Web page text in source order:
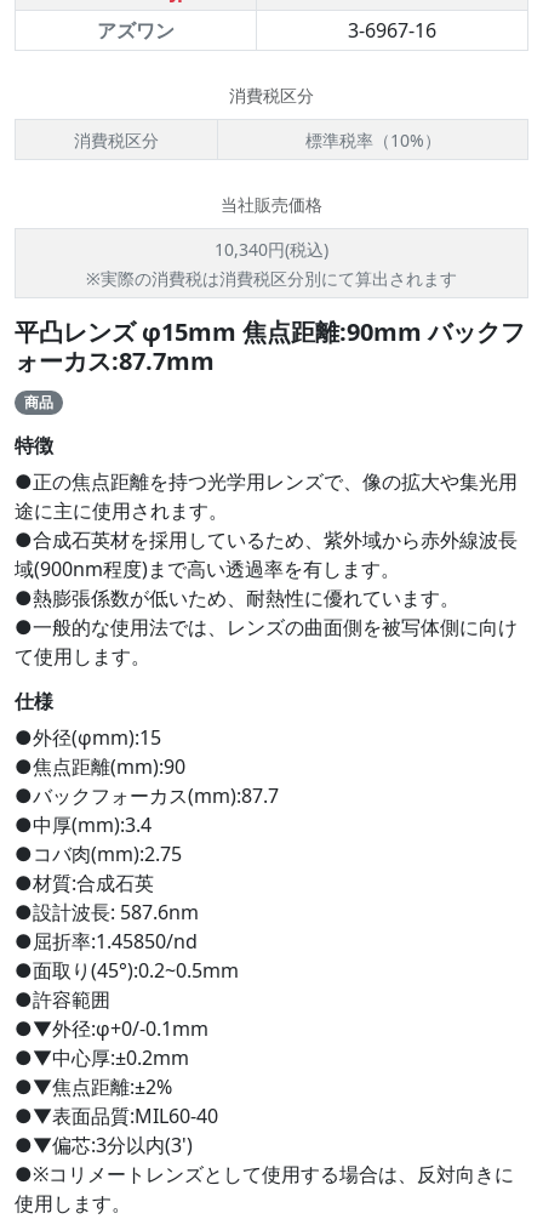
アズワン
3-6967-16
消費税区分
消費税区分
標準税率（10%）
当社販売価格
10,340円(税込)
※実際の消費税は消費税区分別にて算出されます
平凸レンズ φ15mm 焦点距離:90mm バックフ
ォーカス:87.7mm
商品
特徴
●正の焦点距離を持つ光学用レンズで、像の拡大や集光用
途に主に使用されます。
●合成石英材を採用しているため、紫外域から赤外線波長
域(900nm程度)まで高い透過率を有します。
●熱膨張係数が低いため、耐熱性に優れています。
●一般的な使用法では、レンズの曲面側を被写体側に向け
て使用します。
仕様
●外径(φmm):15
●焦点距離(mm):90
●バックフォーカス(mm):87.7
●中厚(mm):3.4
●コバ肉(mm):2.75
●材質:合成石英
●設計波長: 587.6nm
●屈折率:1.45850/nd
●面取り(45°):0.2~0.5mm
●許容範囲
●▼外径:φ+0/-0.1mm
●▼中心厚:±0.2mm
●▼焦点距離:±2%
●▼表面品質:MIL60-40
●▼偏芯:3分以内(3')
●※コリメートレンズとして使用する場合は、反対向きに
使用します。